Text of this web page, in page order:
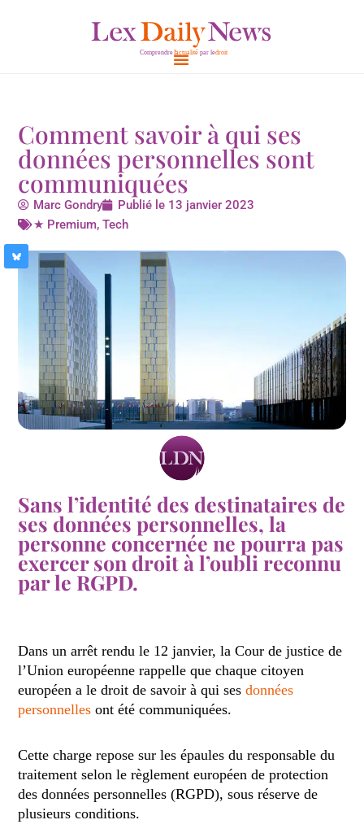
Comment savoir à qui ses
données personnelles sont
communiquées
Marc Gondry Publié le 13 janvier 2023
★ Premium,Tech
Sans l’identité des destinataires de
ses données personnelles, la
personne concernée ne pourra pas
exercer son droit à l’oubli reconnu
par le RGPD.
Dans un arrêt rendu le 12 janvier, la Cour de justice de
l’Union européenne rappelle que chaque citoyen
européen a le droit de savoir à qui sesdonnées
personnelles ont été communiquées.
Cette charge repose sur les épaules du responsable du
traitement selon le règlement européen de protection
des données personnelles (RGPD), sous réserve de
plusieurs conditions.